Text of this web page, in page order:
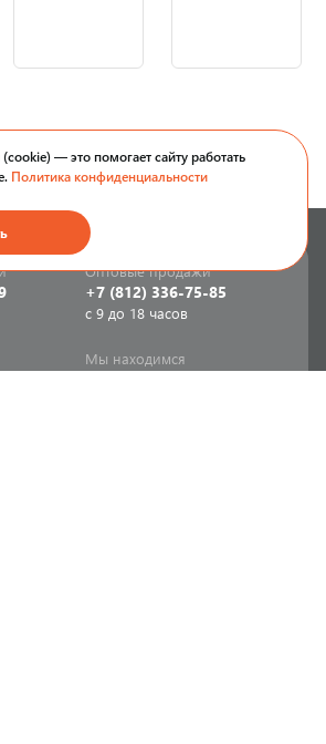
— это помогает сайту работать
Политика конфиденциальности
Оптовые продажи
+7 (812) 336-75-85
с 9 до 18 часов
Мы находимся